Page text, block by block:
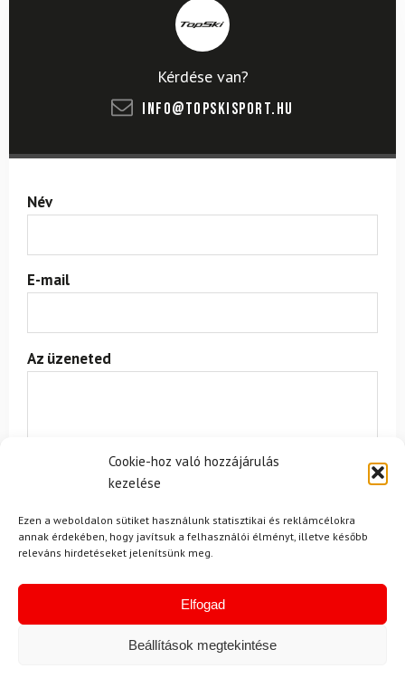
Cookie-hoz való hozzájárulás
kezelése
Ezen a weboldalon sütiket használunk statisztikai és reklámcélokra
annak érdekében, hogy javítsuk a felhasználói élményt, illetve később
releváns hirdetéseket jelenítsünk meg.
Elfogad
Beállítások megtekintése
Kérdése van?
info@topskisport.hu
Név
E-mail
Az üzeneted
Egyetértek a felhasználási feltételekkel és a személyes
adatok védelmével.